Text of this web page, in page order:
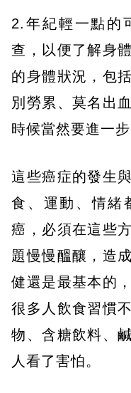
2.年紀輕一點的
查，以便了解身
的身體狀況，包
別勞累、莫名出
時候當然要進一步
這些癌症的發生
食、運動、情緒
癌，必須在這些
題慢慢醞釀，造
健還是最基本的
很多人飲食習慣
物、含糖飲料、
人看了害怕。